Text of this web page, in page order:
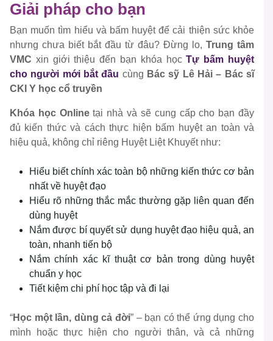
Giải pháp cho bạn
Bạn muốn tìm hiểu và bấm huyệt để cải thiện sức khỏe
nhưng chưa biết bắt đầu từ đâu? Đừng lo, Trung tâm
VMC xin giới thiệu đến bạn khóa họcTự bấm huyệt
cho người mới bắt đầu cùng Bác sỹ Lê Hải – Bác sĩ
CKI Y học cổ truyền
Khóa học Onlinetại nhà và sẽ cung cấp cho bạn đầy
đủ kiến thức và cách thực hiện bấm huyệt an toàn và
hiệu quả, không chỉ riêng Huyệt Liệt Khuyết như:
Hiểu biết chính xác toàn bộ những kiến thức cơ bản
nhất về huyệt đạo
Hiểu rõ những thắc mắc thường gặp liên quan đến
dùng huyệt
Nắm được bí quyết sử dụng huyệt đạo hiệu quả, an
toàn, nhanh tiến bộ
Nắm chính xác kĩ thuật cơ bản trong dùng huyệt
chuẩn y học
Tiết kiệm chi phí học tập và đi lại
“Học một lần, dùng cả đời” – bạn có thể ứng dụng cho
mình hoặc thực hiện cho người thân, và cả những